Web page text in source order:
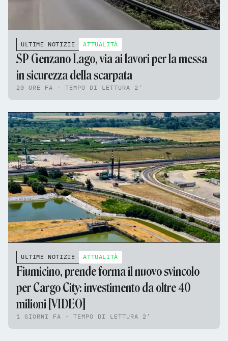
ULTIME NOTIZIE ATTUALITÀ
SP Genzano Lago, via ai lavori per la messa
in sicurezza della scarpata
20 ORE FA - TEMPO DI LETTURA 2'
ULTIME NOTIZIE ATTUALITÀ
Fiumicino, prende forma il nuovo svincolo
per Cargo City: investimento da oltre 40
milioni [VIDEO]
1 GIORNI FA - TEMPO DI LETTURA 2'